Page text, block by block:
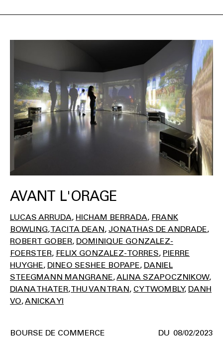
AVANT L'ORAGE
LUCAS ARRUDA HICHAM BERRADA FRANK
BOWLING TACITA DEAN JONATHAS DE ANDRADE
ROBERT GOBER DOMINIQUE GONZALEZ-
FOERSTER FELIX GONZALEZ-TORRES PIERRE
HUYGHE DINEO SESHEE BOPAPE DANIEL
STEEGMANN MANGRANE ALINA SZAPOCZNIKOW
DIANA THATER THU VAN TRAN CY TWOMBLY DANH
VO ANICKA YI
08/02/2023
BOURSE DE COMMERCE